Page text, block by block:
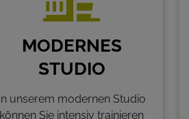
MODERNES
STUDIO
In unserem modernen Studio
können Sie intensiv trainieren